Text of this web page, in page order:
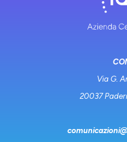
Via G.
20037